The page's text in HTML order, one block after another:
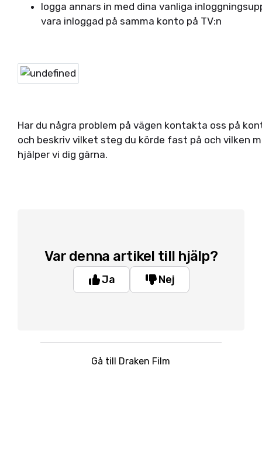
logga annars in med dina vanliga
vara inloggad på samma konto på TV:n
Har du några problem på vägen kontakta oss på
och beskriv vilket steg du körde fast på och vilken
hjälper vi dig gärna.
Var denna artikel till hjälp?
Ja Nej
Gå till Draken Film